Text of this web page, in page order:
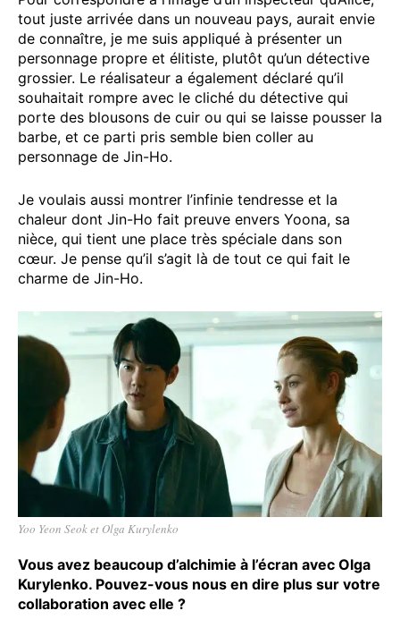
tout juste arrivée dans un nouveau pays, aurait envie
de connaître, je me suis appliqué à présenter un
personnage propre et élitiste, plutôt qu’un détective
grossier. Le réalisateur a également déclaré qu’il
souhaitait rompre avec le cliché du détective qui
porte des blousons de cuir ou qui se laisse pousser la
barbe, et ce parti pris semble bien coller au
personnage de Jin-Ho.
Je voulais aussi montrer l’infinie tendresse et la
chaleur dont Jin-Ho fait preuve envers Yoona, sa
nièce, qui tient une place très spéciale dans son
cœur. Je pense qu’il s’agit là de tout ce qui fait le
charme de Jin-Ho.
Yoo Yeon Seok et Olga Kurylenko
Vous avez beaucoup d’alchimie à l’écran avec Olga
Kurylenko. Pouvez-vous nous en dire plus sur votre
collaboration avec elle ?